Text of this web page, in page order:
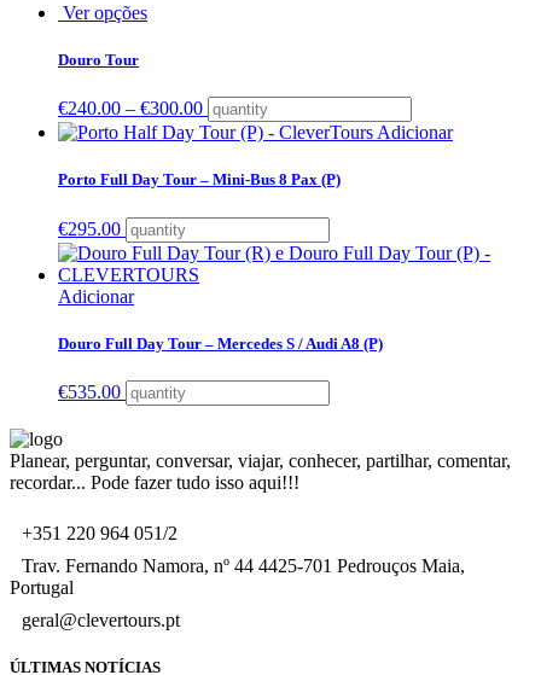
Ver opções
Douro Tour
€240.00 – €300.00
Adicionar
Porto Full Day Tour – Mini-Bus 8 Pax (P)
€295.00
Adicionar
Douro Full Day Tour – Mercedes S / Audi A8 (P)
€535.00
Planear, perguntar, conversar, viajar, conhecer, partilhar, comentar,
recordar... Pode fazer tudo isso aqui!!!
+351 220 964 051/2
Trav. Fernando Namora, nº 44 4425-701 Pedrouços Maia,
Portugal
geral@clevertours.pt
ÚLTIMAS NOTÍCIAS